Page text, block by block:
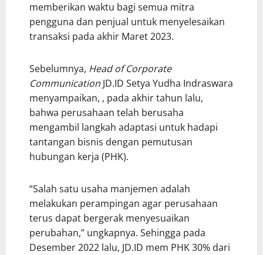
memberikan waktu bagi semua mitra
pengguna dan penjual untuk menyelesaikan
transaksi pada akhir Maret 2023.
Sebelumnya, Head of Corporate
Communication JD.ID Setya Yudha Indraswara
menyampaikan, , pada akhir tahun lalu,
bahwa perusahaan telah berusaha
mengambil langkah adaptasi untuk hadapi
tantangan bisnis dengan pemutusan
hubungan kerja (PHK).
“Salah satu usaha manjemen adalah
melakukan perampingan agar perusahaan
terus dapat bergerak menyesuaikan
perubahan,” ungkapnya. Sehingga pada
Desember 2022 lalu, JD.ID mem PHK 30% dari